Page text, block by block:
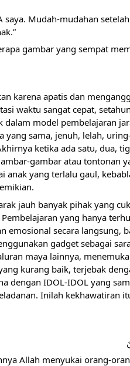
saya. Mudah-mudahan
gambar yang sempat
karena apatis dan
waktu sangat cepat,
model pembelajaran
sama, jenuh, lelah,
ketika ada satu, dua,
gambar atau tontonan
anak yang terlalu gaul,
jauh banyak pihak yang
yang hanya
secara langsung,
gadget sebagai
maya lainnya,
kurang baik, terjebak
dengan IDOL-IDOL yang
Inilah kekhawatiran
Allah menyukai orang-